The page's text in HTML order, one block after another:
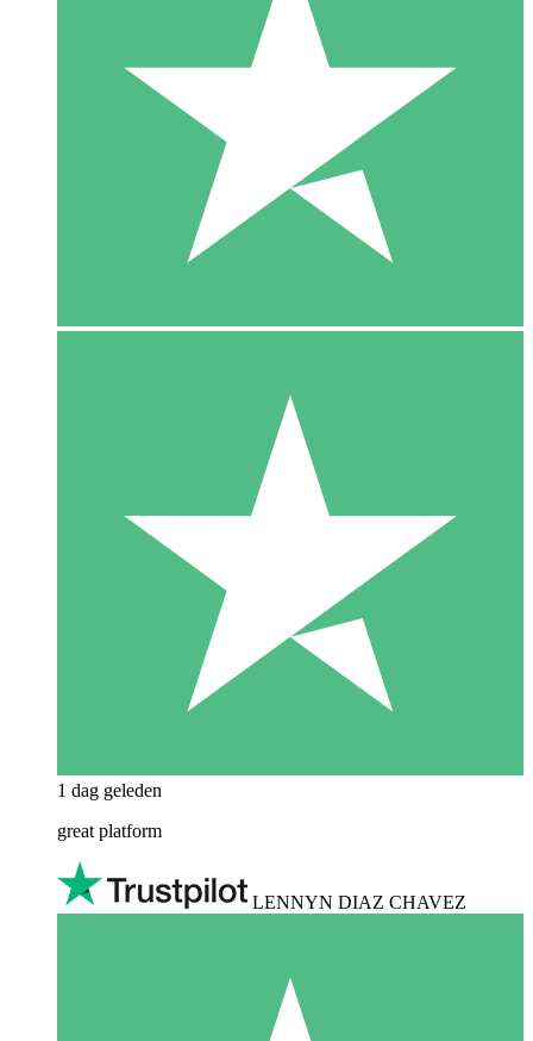
1 dag geleden
great platform
LENNYN DIAZ CHAVEZ